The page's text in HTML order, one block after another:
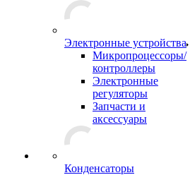
Электронные устройства
Микропроцессоры/
контроллеры
Электронные
регуляторы
Запчасти и
аксессуары
Конденсаторы